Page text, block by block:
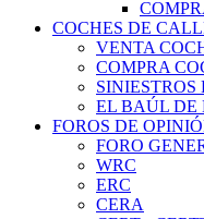
COCHES DE
VENTA
COMPRA
SINIESTROS
EL BAÚL DE
FOROS DE
FORO
WRC
ERC
CERA